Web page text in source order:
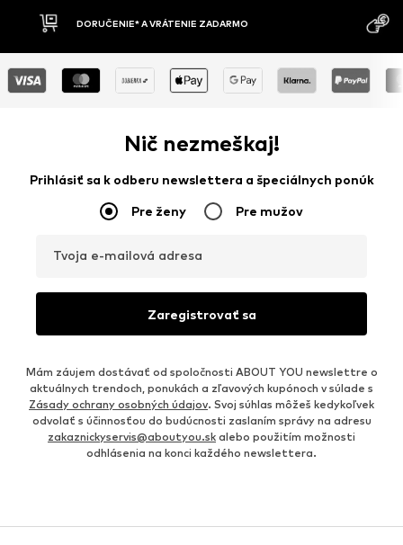
DORUČENIE* A VRÁTENIE ZADARMO
Nič nezmeškaj!
Prihlásiť sa k odberu newslettera a špeciálnych ponúk
Pre ženy Pre mužov
Tvoja e-mailová adresa
Zaregistrovať sa
Mám záujem dostávať od spoločnosti ABOUT YOU newslettre o
aktuálnych trendoch, ponukách a zľavových kupónoch v súlade s
Zásady ochrany osobných údajov. Svoj súhlas môžeš kedykoľvek
odvolať s účinnosťou do budúcnosti zaslaním správy na adresu
zakaznickyservis@aboutyou.sk alebo použitím možnosti
odhlásenia na konci každého newslettera.